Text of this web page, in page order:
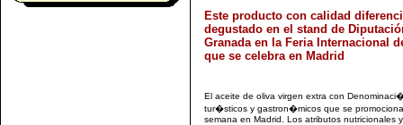
Este producto con calidad
degustado en el stand de
Granada en la Feria Internacional
que se celebra en Madrid
El aceite de oliva virgen extra con
tur�sticos y gastron�micos que se
semana en Madrid. Los atributos nutricionales